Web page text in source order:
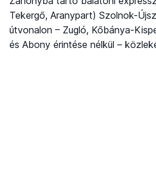
Tekergő, Aranypart) Szolnok-
útvonalon – Zugló, Kőbánya-
és Abony érintése nélkül –